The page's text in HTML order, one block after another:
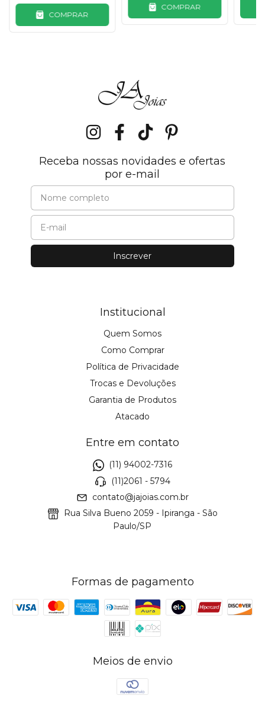
COMPRAR
COMPRAR
Receba nossas novidades e ofertas
por e-mail
Institucional
Quem Somos
Como Comprar
Política de Privacidade
Trocas e Devoluções
Garantia de Produtos
Atacado
Entre em contato
(11) 94002-7316
(11)2061 - 5794
contato@jajoias.com.br
Rua Silva Bueno 2059 - Ipiranga - São
Paulo/SP
Formas de pagamento
Meios de envio